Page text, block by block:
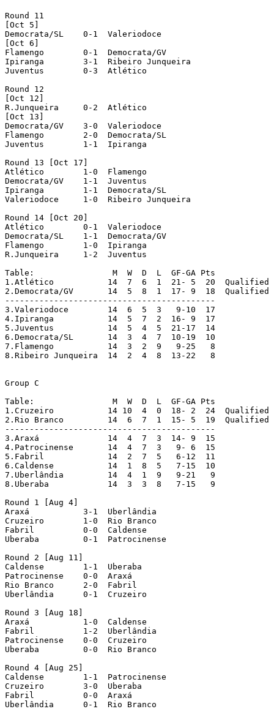
Round 11
[Oct 5]
Democrata/SL  	0-1  Valeriodoce
[Oct 6]
Flamengo  	0-1  Democrata/GV
Ipiranga  	3-1  Ribeiro Junqueira
Juventus  	0-3  Atlético
Round 12
[Oct 12]
R.Junqueira  	0-2  Atlético
[Oct 13]
Democrata/GV  	3-0  Valeriodoce
Flamengo  	2-0  Democrata/SL
Juventus  	1-1  Ipiranga
Round 13 [Oct 17]
Atlético  	1-0  Flamengo
Democrata/GV  	1-1  Juventus
Ipiranga  	1-1  Democrata/SL
Valeriodoce  	1-0  Ribeiro Junqueira
Round 14 [Oct 20]
Atlético  	0-1  Valeriodoce
Democrata/SL  	1-1  Democrata/GV
Flamengo  	1-0  Ipiranga
R.Junqueira  	1-2  Juventus
Table:                M  W  D  L  GF-GA Pts
1.Atlético 	     14  7  6  1  21- 5  20  Qualified
2.Democrata/GV	     14  5  8  1  17- 9  18  Qualified
-------------------------------------------
3.Valeriodoce 	     14  6  5  3   9-10  17
4.Ipiranga 	     14  5  7  2  16- 9  17
5.Juventus 	     14  5  4  5  21-17  14
6.Democrata/SL	     14  3  4  7  10-19  10
7.Flamengo	     14  3  2  9   9-25   8
8.Ribeiro Junqueira  14  2  4  8  13-22   8
Group C
Table:                M  W  D  L  GF-GA Pts
1.Cruzeiro 	     14 10  4  0  18- 2  24  Qualified
2.Rio Branco 	     14  6  7  1  15- 5  19  Qualified
-------------------------------------------
3.Araxá 	     14  4  7  3  14- 9  15
4.Patrocinense 	     14  4  7  3   9- 6  15
5.Fabril 	     14  2  7  5   6-12  11
6.Caldense 	     14  1  8  5   7-15  10
7.Uberlândia 	     14  4  1  9   9-21   9
8.Uberaba 	     14  3  3  8   7-15   9
Round 1 [Aug 4]
Araxá  		3-1  Uberlândia
Cruzeiro  	1-0  Rio Branco
Fabril  	0-0  Caldense
Uberaba  	0-1  Patrocinense
Round 2 [Aug 11]
Caldense  	1-1  Uberaba
Patrocinense  	0-0  Araxá
Rio Branco  	2-0  Fabril
Uberlândia  	0-1  Cruzeiro
Round 3 [Aug 18]
Araxá  		1-0  Caldense
Fabril  	1-2  Uberlândia
Patrocinense  	0-0  Cruzeiro
Uberaba  	0-0  Rio Branco
Round 4 [Aug 25]
Caldense  	1-1  Patrocinense
Cruzeiro  	3-0  Uberaba
Fabril  	0-0  Araxá
Uberlândia  	0-1  Rio Branco